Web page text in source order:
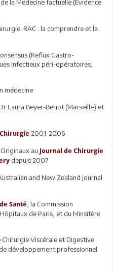
la Médecine factuelle (Evidence
RAC : la comprendre et la
(Reflux Gastro-
infectieux péri-opératoires,
médecine
Laura Beyer-Berjot (Marseille) et
2001-2006
au Journal de Chirurgie
depuis 2007
and New Zealand Journal
Santé , la Commission
de Paris, et du Minsitère
Viscérale et Digestive
développement professionnel